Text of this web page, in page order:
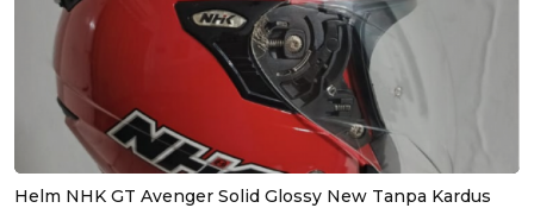
Helm NHK GT Avenger Solid Glossy New Tanpa Kardus